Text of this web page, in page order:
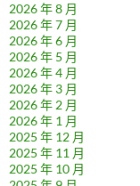
2026 年 8 月
2026 年 7 月
2026 年 6 月
2026 年 5 月
2026 年 4 月
2026 年 3 月
2026 年 2 月
2026 年 1 月
2025 年 12 月
2025 年 11 月
2025 年 10 月